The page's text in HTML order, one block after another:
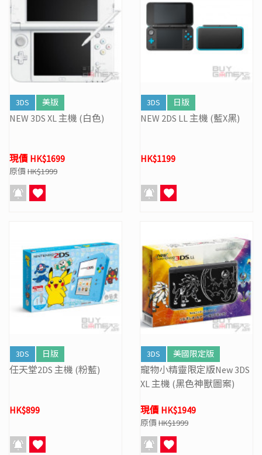
3DS 美版
NEW 3DS XL 主機 (白色)
現價 HK$1699
原價 HK$1999
3DS 日版
NEW 2DS LL 主機 (藍X黑)
HK$1199
3DS 日版
任天堂2DS 主機 (粉藍)
HK$899
3DS 美國限定版
寵物小精靈限定版New 3DS
XL 主機 (黑色神獸圖案)
現價 HK$1949
原價 HK$1999